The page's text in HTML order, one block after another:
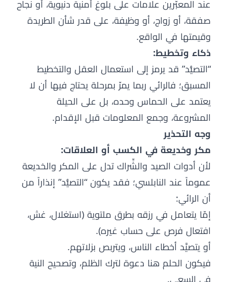
عند المعبّرين علامات على بلوغ أمنية دنيوية، أو نجاح
صفقة، أو زواج، أو وظيفة، على قدر شأن الطريدة
وقيمتها في الواقع.
ذكاء وتخطيط:
“التصيُّد” قد يرمز إلى استعمال العقل والتخطيط
المسبق؛ فالرائي ربما يمرّ بمرحلة يحتاج فيها أن لا
يعتمد على الحماس وحده، بل على الحيلة
المشروعة، وجمع المعلومات قبل الإقدام.
وجه التحذير
مكر وخديعة في الكسب أو العلاقات:
لأن أدوات الصيد والشِّراك تدل على المكر والخديعة
عموماً عند النابلسي؛ فقد يكون “التصيُّد” إنذاراً من
أن الرائي:
إمّا يتعامل في رزقه بطرق ملتوية (استغلال، غش،
افتعال فرص على حساب غيره).
أو يتصيَّد أخطاء الناس، ويتربص بزلاتهم.
فيكون الحلم هنا دعوة لترك الظلم، وتصحيح النية